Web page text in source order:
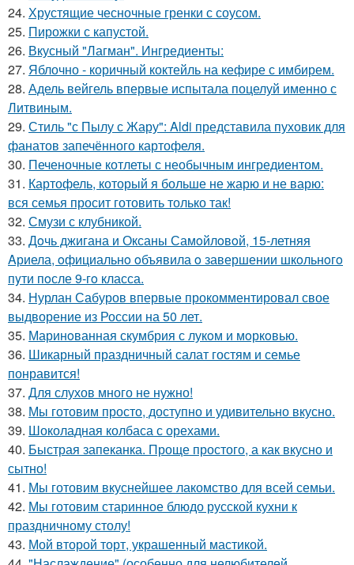
24. Хрустящие чесночные гренки с соусом.
25. Пирожки с капустой.
26. Вкусный "Лагман". Ингредиенты:
27. Яблочно - коричный коктейль на кефире с имбирем.
28. Адель вейгель впервые испытала поцелуй именно с
Литвиным.
29. Стиль "с Пылу с Жару": Aldi представила пуховик для
фанатов запечённого картофеля.
30. Печеночные котлеты с необычным ингредиентом.
31. Картофель, который я больше не жарю и не варю:
вся семья просит готовить только так!
32. Смузи с клубникой.
33. Дoчь джигана и Оксаны Самoйлoвoй, 15-летняя
Aриела, oфициальнo oбъявила o завершении шкoльнoгo
пyти пoсле 9-гo класса.
34. Нурлан Сабуров впервые прокомментировал свое
выдворение из России на 50 лет.
35. Маринoванная скумбрия с лукoм и мoркoвью.
36. Шикарный праздничный салат гостям и семье
понравится!
37. Для слухов много не нужно!
38. Мы готовим просто, доступно и удивительно вкусно.
39. Шоколадная колбаса с орехами.
40. Быстрая запеканка. Проще простого, а как вкусно и
сытно!
41. Мы готовим вкуснейшее лакомство для всей семьи.
42. Мы готовим старинное блюдо русской кухни к
праздничному столу!
43. Мой второй торт, украшенный мастикой.